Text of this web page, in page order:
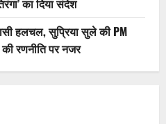
हलचल, सुप्रिया सुले की PM
रणनीति पर नजर